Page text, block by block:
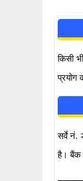
किसी
प्रयोग
सर्वे नं.
है। बैंक